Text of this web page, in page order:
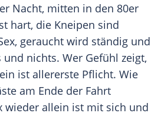
Nacht, mitten in den 80er
hart, die Kneipen sind
geraucht wird ständig und
nichts. Wer Gefühl zeigt,
ist allererste Pflicht. Wie
am Ende der Fahrt
wieder allein ist mit sich und